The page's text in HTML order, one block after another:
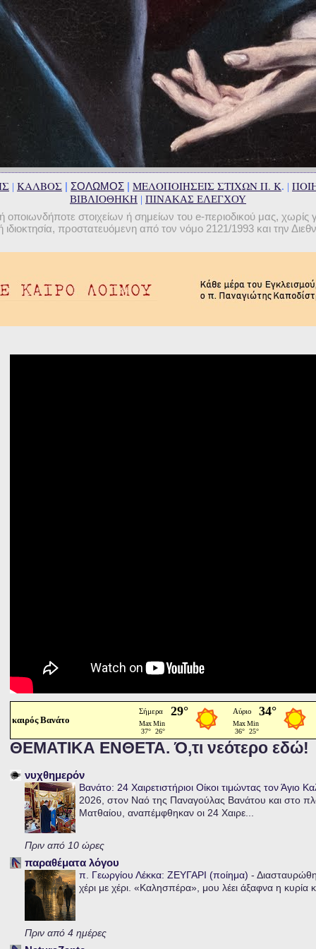
| ΚΑΛΒΟΣ | ΣΟΛΩΜΟΣ | ΜΕΛΟΠΟΙΗΣΕΙΣ ΣΤΙΧΩΝ Π. Κ. |
ΒΙΒΛΙΟΘΗΚΗ | ΠΙΝΑΚΑΣ ΕΛΕΓΧΟΥ
στοιχείων ή σημείων του e-περιοδικού μας,
προστατευόμενη από τον νόμο 2121/1993 και την
καιρός Βανάτο
ΘΕΜΑΤΙΚΑ ΕΝΘΕΤΑ. Ό,τι νεότερο εδώ!
νυχθημερόν
Βανάτο: 24 Χαιρετιστήριοι Οίκοι τιμώντας τον Άγιο
2026, στον Ναό της Παναγούλας Βανάτου και στο
Ματθαίου, αναπέμφθηκαν οι 24 Χαιρε...
Πριν από 10 ώρες
παραθέματα λόγου
π. Γεωργίου Λέκκα: ΖΕΥΓΑΡΙ (ποίημα) -
χέρι με χέρι. «Καλησπέρα», μου λέει άξαφνα η κυρία
Πριν από 4 ημέρες